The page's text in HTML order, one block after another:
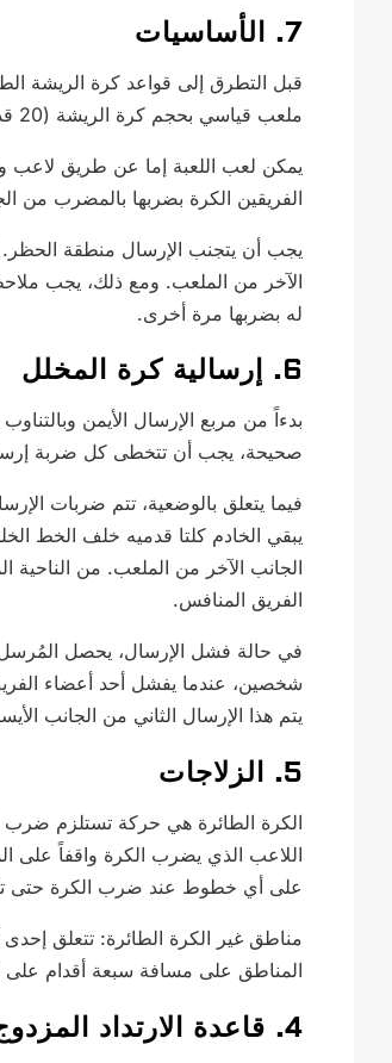
7. الأساسيات
قبل التطرق إلى قواعد كرة الريشة
ملعب قياسي بحجم كرة الريشة (20 قدماً في 4 أقدام).
يمكن لعب اللعبة إما عن طريق لاعب
الفريقين الكرة بضربها بالمضرب من
يجب أن يتجنب الإرسال منطقة الحظر.
الآخر من الملعب. ومع ذلك، يجب
له بضربها مرة أخرى.
6. إرسالية كرة المخلل
بدءاً من مربع الإرسال الأيمن
صحيحة، يجب أن تتخطى كل ضربة
فيما يتعلق بالوضعية، تتم ضربات
يبقي الخادم كلتا قدميه خلف الخط
الجانب الآخر من الملعب. من الناحية
الفريق المنافس.
في حالة فشل الإرسال، يحصل المُرسل
شخصين، عندما يفشل أحد أعضاء
يتم هذا الإرسال الثاني من الجانب
5. الزلاجات
الكرة الطائرة هي حركة تستلزم ضرب
اللاعب الذي يضرب الكرة واقفاً على
على أي خطوط عند ضرب الكرة حتى
مناطق غير الكرة الطائرة: تتعلق
المناطق على مسافة سبعة أقدام
4. قاعدة الارتداد المزدوج